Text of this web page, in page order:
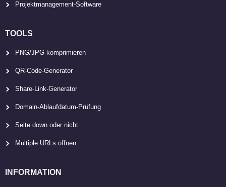
Projektmanagement-Software
TOOLS
PNG/JPG komprimieren
QR-Code-Generator
Share-Link-Generator
Domain-Ablaufdatum-Prüfung
Seite down oder nicht
Multiple URLs öffnen
INFORMATION